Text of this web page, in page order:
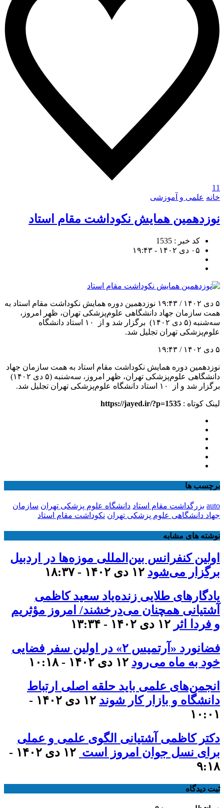
11
خانه علمی و آموزشی
نوزدهمین همایش نکوداشت مقام استاد
کد خبر : 1535
۰۵ دی ۱۴۰۲ - ۱۹:۴۳
۵ دی ۱۴۰۲ / ۱۹:۴۳ نوزدهمین دوره همایش نکوداشت مقام استاد به
همت سازمان جهاد دانشگاهی علوم‌پزشکی تهران، ظهر امروز،
سه‌شنبه (۵ دی ۱۴۰۲) برگزار شد و از ۱۰ استاد دانشگاه
علوم‌پزشکی تهران تجلیل شد.
۵ دی ۱۴۰۲ / ۱۹:۴۳
نوزدهمین دوره همایش نکوداشت مقام استاد به همت سازمان جهاد
دانشگاهی علوم‌پزشکی تهران، ظهر امروز، سه‌شنبه (۵ دی ۱۴۰۲)
برگزار شد و از ۱۰ استاد دانشگاه علوم‌پزشکی تهران تجلیل شد.
لینک کوتاه : https://jayed.ir/?p=1535
برچسب ها
auto بزرگداشت مقام استاد دانشگاه علوم پزشکی تهران سازمان
جهاد دانشگاهی علوم پزشکی تهران نکوداشت مقام استاد
نوشته های مشابه
اولین کنفرانس بین‌المللی موزه‌ها در اردبیل
برگزار می‌شود ۱۲ دی ۱۴۰۲ - ۱۸:۳۷
یادگارهای طلایی زنده‌یاد سعید کاظمی
آشتیانی همچنان می‌درخشند/ امروز مؤثریم
و فردا اثر ۱۲ دی ۱۴۰۲ - ۱۳:۳۴
فضانورد «آرتمیس ۲» در اولین سفر فضایی
خود به ماه می‌رود ۱۲ دی ۱۴۰۲ - ۱۰:۱۸
انجمن‌های علمی باید حلقه اصلی ارتباط
دانشگاه و بازار کار شوند
۱۲ دی ۱۴۰۲ -
۱۰:۰۱
دکتر کاظمی آشتیانی الگوی علمی و عملی
برای نسل جوان امروز است
۱۲ دی ۱۴۰۲ -
۹:۱۸
ثبت دیدگاه